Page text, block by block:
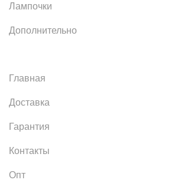
Лампочки
Дополнительно
Главная
Доставка
Гарантия
Контакты
Опт